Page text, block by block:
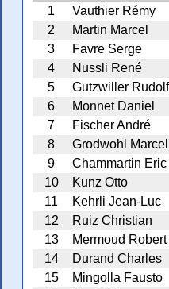
1
Vauthier Rémy
2
Martin Marcel
3
Favre Serge
4
Nussli René
5
Gutzwiller Rudolf
6
Monnet Daniel
7
Fischer André
8
Grodwohl Marcel
9
Chammartin Eric
10
Kunz Otto
11
Kehrli Jean-Luc
12
Ruiz Christian
13
Mermoud Robert
14
Durand Charles
15
Mingolla Fausto